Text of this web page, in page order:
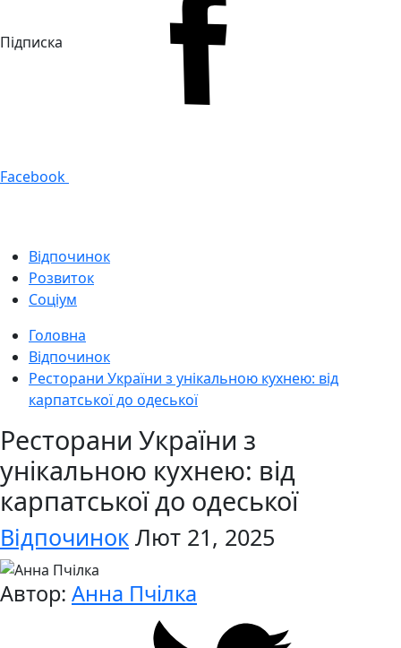
Підписка
Facebook
Відпочинок
Розвиток
Соціум
Головна
Відпочинок
Ресторани України з унікальною кухнею: від
карпатської до одеської
Ресторани України з
унікальною кухнею: від
карпатської до одеської
Відпочинок Лют 21, 2025
Автор: Анна Пчілка